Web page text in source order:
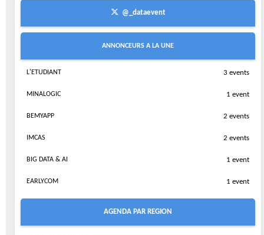
@_dataevent
ANNONCEURS A LA UNE
L'ETUDIANT 3 events
MINALOGIC 1 event
BEMYAPP 2 events
IMCAS 2 events
BIG DATA & AI 1 event
EARLYCOM 1 event
AGENDA PAR REGION